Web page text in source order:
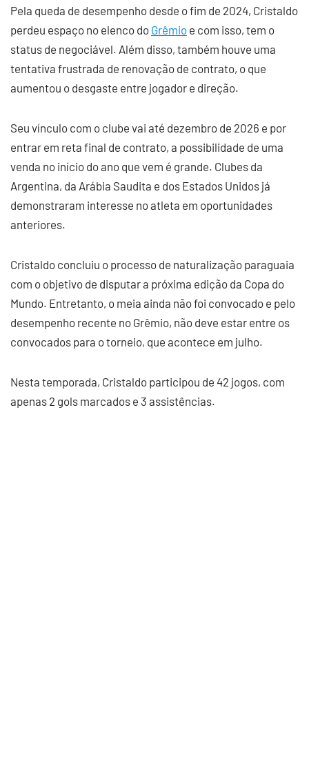
Pela queda de desempenho desde o fim de 2024, Cristaldo
perdeu espaço no elenco do Grêmio e com isso, tem o
status de negociável. Além disso, também houve uma
tentativa frustrada de renovação de contrato, o que
aumentou o desgaste entre jogador e direção.
Seu vínculo com o clube vai até dezembro de 2026 e por
entrar em reta final de contrato, a possibilidade de uma
venda no início do ano que vem é grande. Clubes da
Argentina, da Arábia Saudita e dos Estados Unidos já
demonstraram interesse no atleta em oportunidades
anteriores.
Cristaldo concluiu o processo de naturalização paraguaia
com o objetivo de disputar a próxima edição da Copa do
Mundo. Entretanto, o meia ainda não foi convocado e pelo
desempenho recente no Grêmio, não deve estar entre os
convocados para o torneio, que acontece em julho.
Nesta temporada, Cristaldo participou de 42 jogos, com
apenas 2 gols marcados e 3 assistências.